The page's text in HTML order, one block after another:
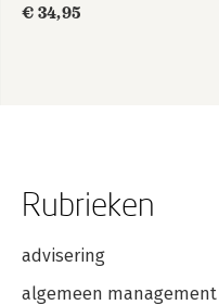
€ 34,95
Rubrieken
advisering
algemeen management